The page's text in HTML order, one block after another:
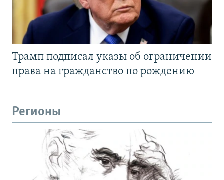
Трамп подписал указы об ограничении
права на гражданство по рождению
Регионы